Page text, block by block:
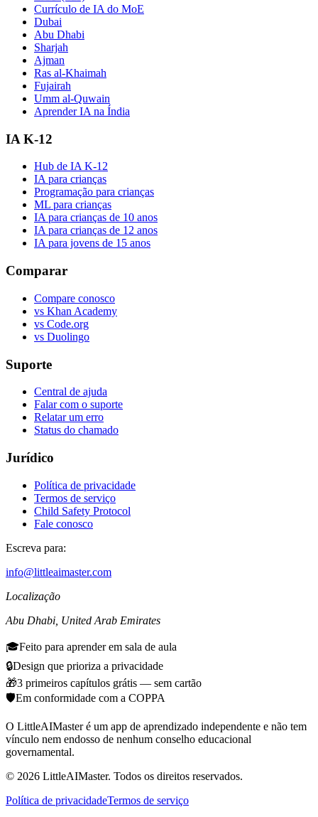
Currículo de IA do MoE
Dubai
Abu Dhabi
Sharjah
Ajman
Ras al-Khaimah
Fujairah
Umm al-Quwain
Aprender IA na Índia
IA K-12
Hub de IA K-12
IA para crianças
Programação para crianças
ML para crianças
IA para crianças de 10 anos
IA para crianças de 12 anos
IA para jovens de 15 anos
Comparar
Compare conosco
vs Khan Academy
vs Code.org
vs Duolingo
Suporte
Central de ajuda
Falar com o suporte
Relatar um erro
Status do chamado
Jurídico
Política de privacidade
Termos de serviço
Child Safety Protocol
Fale conosco
Escreva para:
info@littleaimaster.com
Localização
Abu Dhabi United Arab Emirates
🎓Feito para aprender em sala de aula
🔒Design que prioriza a privacidade
🎁3 primeiros capítulos grátis — sem cartão
🛡️Em conformidade com a COPPA
O LittleAIMaster é um app de aprendizado independente e não tem
vínculo nem endosso de nenhum conselho educacional
governamental.
© 2026 LittleAIMaster. Todos os direitos reservados.
Política de privacidadeTermos de serviço